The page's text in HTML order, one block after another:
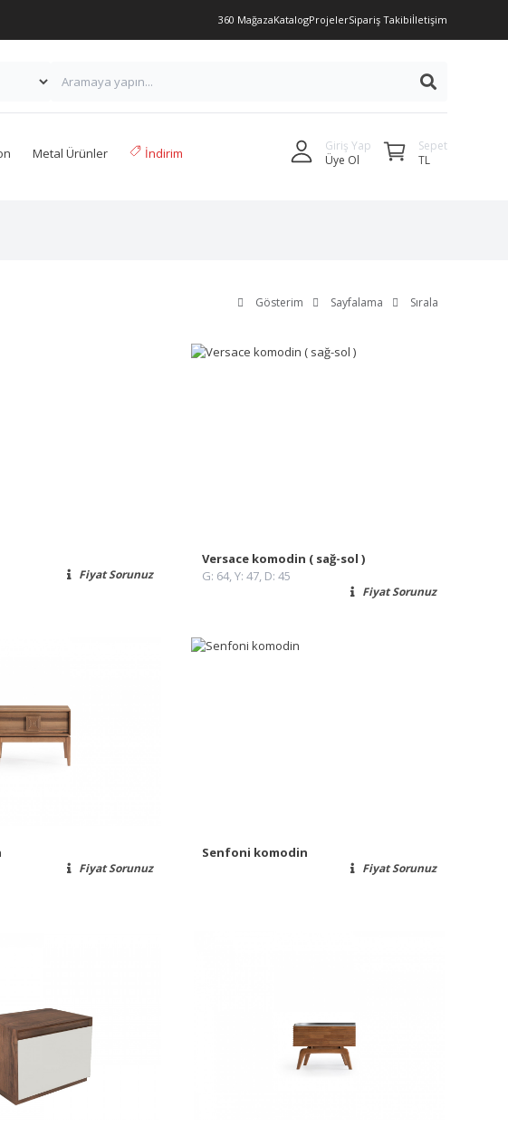
360 MağazaKatalogProjelerSipariş Takibiİletişim
Metal Ürünler İndirim
Giriş Yap
Üye Ol
Sepet
TL
Gösterim Sayfalama Sırala
Fiyat Sorunuz
Versace komodin ( sağ-sol )
G: 64, Y: 47, D: 45
Fiyat Sorunuz
Fiyat Sorunuz
Senfoni komodin
Fiyat Sorunuz